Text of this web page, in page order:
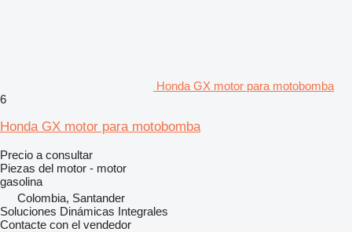
Honda GX motor para motobomba
6
Honda GX motor para motobomba
Precio a consultar
Piezas del motor - motor
gasolina
Colombia, Santander
Soluciones Dinámicas Integrales
Contacte con el vendedor